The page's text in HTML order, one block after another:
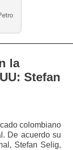
la
Stefan
colombiano
De acuerdo su
Stefan Selig,